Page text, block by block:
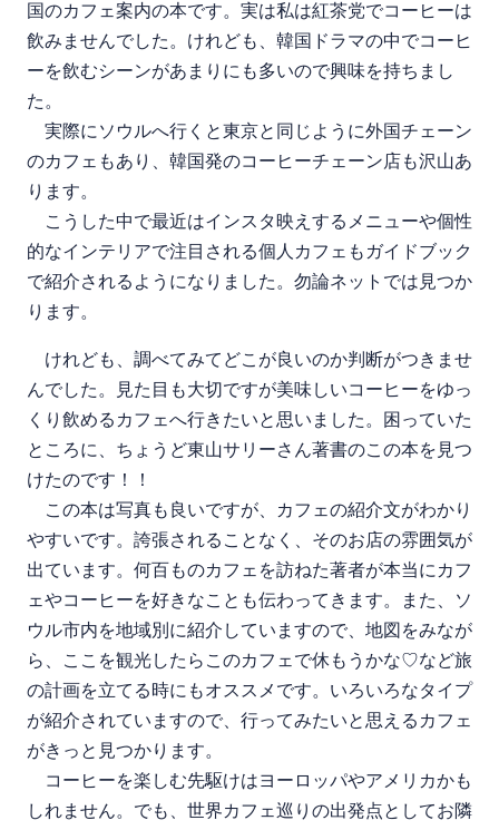
国のカフェ案内の本です。実は私は紅茶党でコーヒーは
飲みませんでした。けれども、韓国ドラマの中でコーヒ
ーを飲むシーンがあまりにも多いので興味を持ちまし
た。
実際にソウルへ行くと東京と同じように外国チェーン
のカフェもあり、韓国発のコーヒーチェーン店も沢山あ
ります。
こうした中で最近はインスタ映えするメニューや個性
的なインテリアで注目される個人カフェもガイドブック
で紹介されるようになりました。勿論ネットでは見つか
ります。
けれども、調べてみてどこが良いのか判断がつきませ
んでした。見た目も大切ですが美味しいコーヒーをゆっ
くり飲めるカフェへ行きたいと思いました。困っていた
ところに、ちょうど東山サリーさん著書のこの本を見つ
けたのです！！
この本は写真も良いですが、カフェの紹介文がわかり
やすいです。誇張されることなく、そのお店の雰囲気が
出ています。何百ものカフェを訪ねた著者が本当にカフ
ェやコーヒーを好きなことも伝わってきます。また、ソ
ウル市内を地域別に紹介していますので、地図をみなが
ら、ここを観光したらこのカフェで休もうかな♡など旅
の計画を立てる時にもオススメです。いろいろなタイプ
が紹介されていますので、行ってみたいと思えるカフェ
がきっと見つかります。
コーヒーを楽しむ先駆けはヨーロッパやアメリカかも
しれません。でも、世界カフェ巡りの出発点としてお隣